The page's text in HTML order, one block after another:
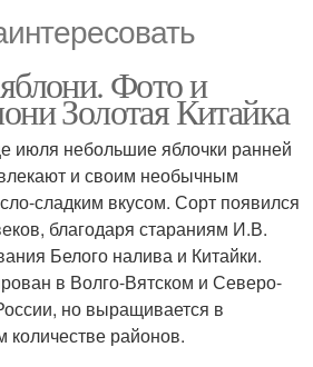
Фото и
Золотая Китайка
июля небольшие яблочки ранней
и своим необычным
сладким вкусом. Сорт появился
благодаря стараниям И.В.
Белого налива и Китайки.
в Волго-Вятском и Северо-
но выращивается в
количестве районов.